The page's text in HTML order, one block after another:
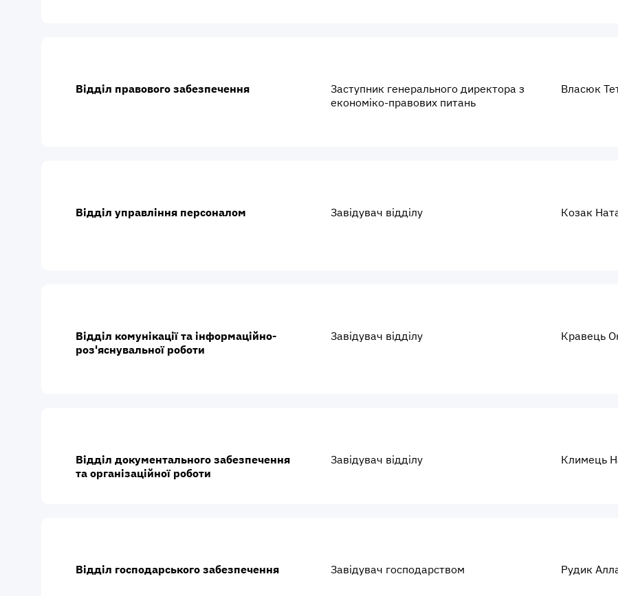
Відділ правового забезпечення
Заступник генерального директора з
економіко-правових питань
Власюк
Відділ управління персоналом Завідувач відділу Козак
Відділ комунікації та інформаційно-
роз'яснувальної роботи
Завідувач відділу Кравець
Відділ документального забезпечення
та організаційної роботи
Завідувач відділу Климець
Відділ господарського забезпечення Завідувач господарством Рудик